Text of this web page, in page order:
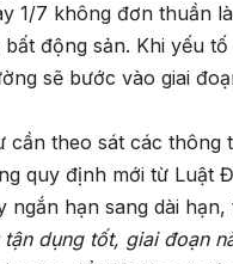
1/7 không đơn thuần
động sản. Khi yếu
sẽ bước vào giai
cần theo sát các thông
quy định mới từ Luật
hạn sang dài
tận dụng tốt, giai đoạn